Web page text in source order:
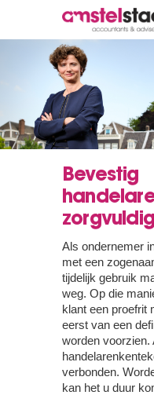
Bevestig
zorgvuldig
Als ondernemer
met een
tijdelijk gebruik
weg. Op die
klant een proefrit
eerst van een
worden voorzien.
verbonden.
kan het u duur